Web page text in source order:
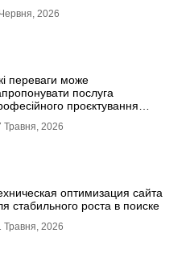
2026
переваги може
послуга
проєктування
Травня, 2026
оптимизация сайта
стабильного роста в поиске
Травня, 2026